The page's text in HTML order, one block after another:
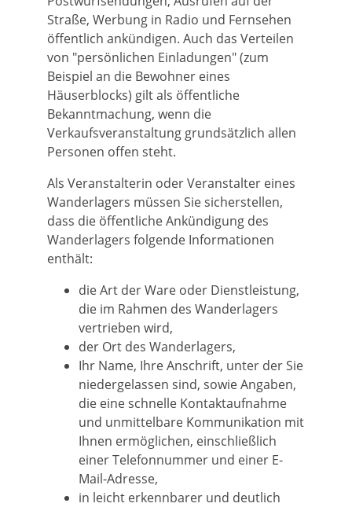
Straße, Werbung in Radio und Fernsehen
öffentlich ankündigen. Auch das Verteilen
von "persönlichen Einladungen" (zum
Beispiel an die Bewohner eines
Häuserblocks) gilt als öffentliche
Bekanntmachung, wenn die
Verkaufsveranstaltung grundsätzlich allen
Personen offen steht.
Als Veranstalterin oder Veranstalter eines
Wanderlagers müssen Sie sicherstellen,
dass die öffentliche Ankündigung des
Wanderlagers folgende Informationen
enthält:
die Art der Ware oder Dienstleistung,
die im Rahmen des Wanderlagers
vertrieben wird,
der Ort des Wanderlagers,
Ihr Name, Ihre Anschrift, unter der Sie
niedergelassen sind, sowie Angaben,
die eine schnelle Kontaktaufnahme
und unmittelbare Kommunikation mit
Ihnen ermöglichen, einschließlich
einer Telefonnummer und einer E-
Mail-Adresse,
in leicht erkennbarer und deutlich